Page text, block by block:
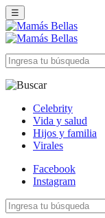
☰
Celebrity
Vida y salud
Hijos y familia
Virales
Facebook
Instagram